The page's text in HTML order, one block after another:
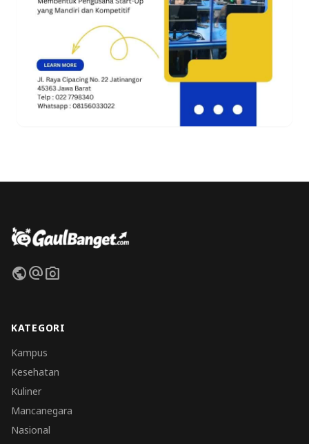
publicalternate_emailphoto_camera
KATEGORI
Kampus
Kesehatan
Kuliner
Mancanegara
Nasional